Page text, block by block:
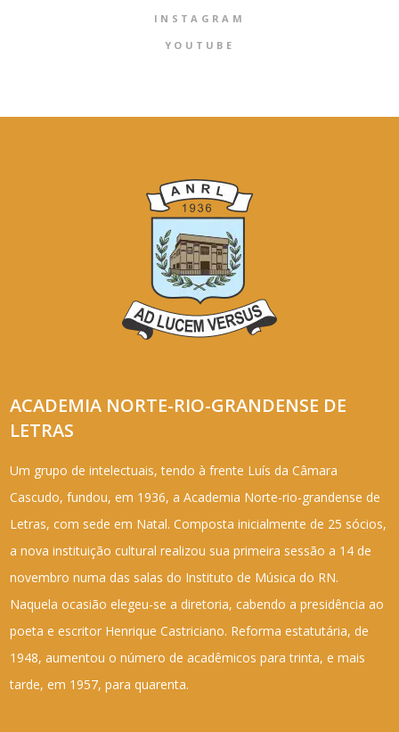
INSTAGRAM
YOUTUBE
ACADEMIA NORTE-RIO-GRANDENSE DE
LETRAS
Um grupo de intelectuais, tendo à frente Luís da Câmara
Cascudo, fundou, em 1936, a Academia Norte-rio-grandense de
Letras, com sede em Natal. Composta inicialmente de 25 sócios,
a nova instituição cultural realizou sua primeira sessão a 14 de
novembro numa das salas do Instituto de Música do RN.
Naquela ocasião elegeu-se a diretoria, cabendo a presidência ao
poeta e escritor Henrique Castriciano. Reforma estatutária, de
1948, aumentou o número de acadêmicos para trinta, e mais
tarde, em 1957, para quarenta.